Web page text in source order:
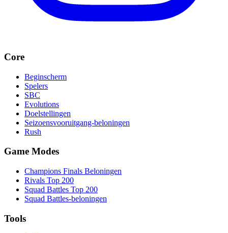
Core
Beginscherm
Spelers
SBC
Evolutions
Doelstellingen
Seizoensvooruitgang-beloningen
Rush
Game Modes
Champions Finals Beloningen
Rivals Top 200
Squad Battles Top 200
Squad Battles-beloningen
Tools